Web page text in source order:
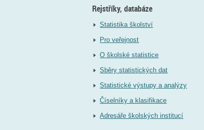
Rejstříky, databáze
Statistika školství
Pro veřejnost
O školské statistice
Sběry statistických dat
Statistické výstupy a analýzy
Číselníky a klasifikace
Adresáře školských institucí